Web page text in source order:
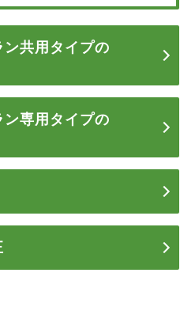
共用タイプの
専用タイプの